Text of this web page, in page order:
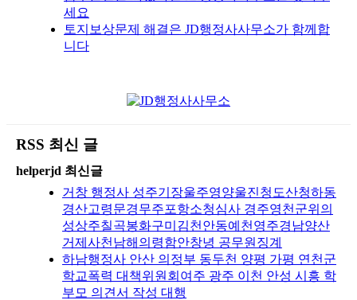
세요
토지보상문제 해결은 JD행정사사무소가 함께합
니다
RSS 최신 글
helperjd 최신글
거창 행정사 성주기장울주영양울진청도산청하동
경산고령문경무주포항소청심사 경주영천군위의
성상주칠곡봉화구미김천안동예천영주경남양산
거제사천남해의령함안창녕 공무원징계
하남행정사 안산 의정부 동두천 양평 가평 연천군
학교폭력 대책위원회여주 광주 이천 안성 시흥 학
부모 의견서 작성 대행